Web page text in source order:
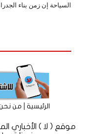
السياحة إن زمن بناء
الرئيسية|من